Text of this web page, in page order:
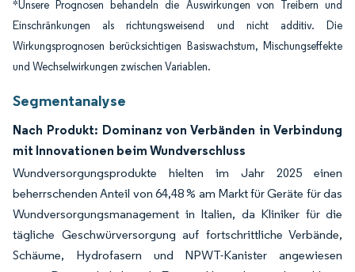
*Unsere Prognosen behandeln die Auswirkungen von Treibern und
Einschränkungen als richtungsweisend und nicht additiv. Die
Wirkungsprognosen berücksichtigen Basiswachstum, Mischungseffekte
und Wechselwirkungen zwischen Variablen.
Segmentanalyse
Nach Produkt: Dominanz von Verbänden in Verbindung
mit Innovationen beim Wundverschluss
Wundversorgungsprodukte hielten im Jahr 2025 einen
beherrschenden Anteil von 64,48 % am Markt für Geräte für das
Wundversorgungsmanagement in Italien, da Kliniker für die
tägliche Geschwürversorgung auf fortschrittliche Verbände,
Schäume, Hydrofasern und NPWT-Kanister angewiesen